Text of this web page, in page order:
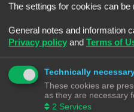
Ik ben mijn wachtwoord vergeten
Onthouden
REGISTREER
The settings for cookies can
General notes and information
Privacy policy and Terms of
Technically
These cookies are
as they are necessary
2 Services